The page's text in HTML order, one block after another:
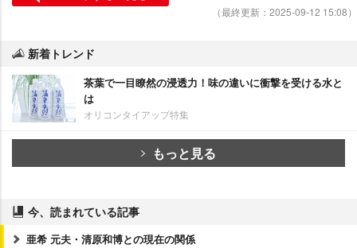
（最終更新：2025-09-12 15:08）
新着トレンド
茶葉で一目瞭然の浸透力！味の違いに衝撃を受ける水と
は
オリコンタイアップ特集
もっと見る
今、読まれている記事
亜希 元夫・清原和博との現在の関係